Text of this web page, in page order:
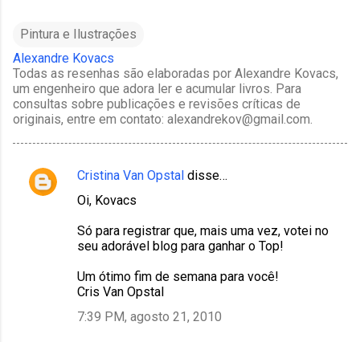
Pintura e Ilustrações
Alexandre Kovacs
Todas as resenhas são elaboradas por Alexandre Kovacs,
um engenheiro que adora ler e acumular livros. Para
consultas sobre publicações e revisões críticas de
originais, entre em contato: alexandrekov@gmail.com.
C
Cristina Van Opstal disse…
Oi, Kovacs
Só para registrar que, mais uma vez, votei no
seu adorável blog para ganhar o Top!
Um ótimo fim de semana para você!
Cris Van Opstal
7:39 PM, agosto 21, 2010